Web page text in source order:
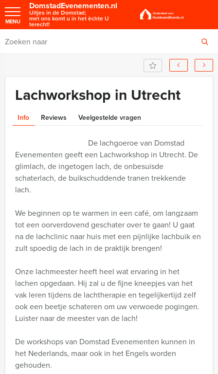
DomstadEvenementen.nl
Uitjes in de Domstad;
met ons komt u in het èchte U
terecht!
MENU
Lachworkshop in Utrecht
Info Reviews Veelgestelde vragen
De lachgoeroe van Domstad
Evenementen geeft een Lachworkshop in Utrecht. De
glimlach, de ingetogen lach, de onbesuisde
schaterlach, de buikschuddende tranen trekkende
lach.
We beginnen op te warmen in een café, om langzaam
tot een oorverdovend geschater over te gaan! U gaat
na de lachclinic naar huis met een pijnlijke lachbuik en
zult spoedig de lach in de praktijk brengen!
Onze lachmeester heeft heel wat ervaring in het
lachen opgedaan. Hij zal u de fijne kneepjes van het
vak leren tijdens de lachtherapie en tegelijkertijd zelf
ook een beetje schateren om uw verwoede pogingen.
Luister naar de meester van de lach!
De workshops van Domstad Evenementen kunnen in
het Nederlands, maar ook in het Engels worden
gehouden.